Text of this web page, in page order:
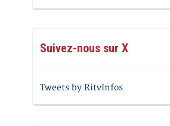
Suivez-nous sur X
Tweets by RitvInfos